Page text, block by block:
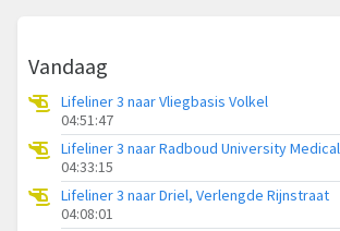
Vandaag
Lifeliner 3 naar Vliegbasis Volkel
04:51:47
04:33:15
Lifeliner 3 naar Driel, Verlengde Rijnstraat
04:08:01